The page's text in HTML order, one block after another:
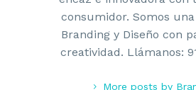
consumidor. Somos
Branding y Diseño con
creatividad. Llámanos:
More posts by